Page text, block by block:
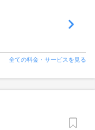
全ての料金・サービスを見る